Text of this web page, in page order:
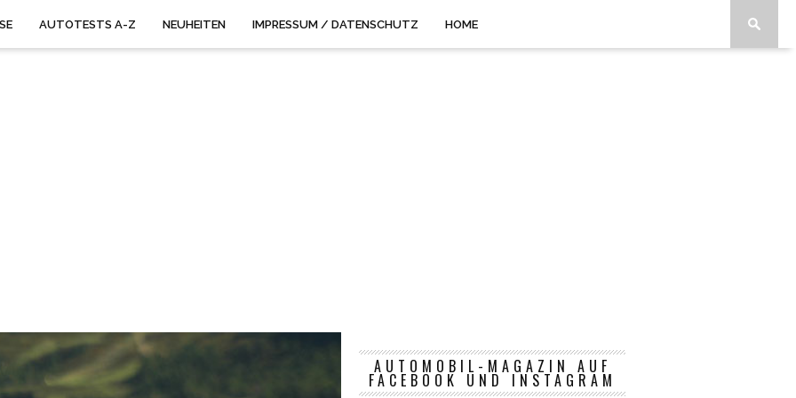
AUTOTESTS A-Z NEUHEITEN IMPRESSUM / DATENSCHUTZ HOME
AUTOMOBIL-MAGAZIN AUF
FACEBOOK UND INSTAGRAM